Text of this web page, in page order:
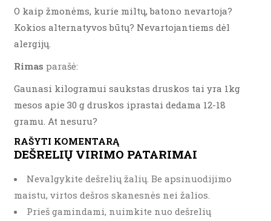
O kaip žmonėms, kurie miltų, batono nevartoja?
Kokios alternatyvos būtų? Nevartojantiems dėl
alergijų.
Rimas parašė:
Gaunasi kilogramui saukstas druskos tai yra 1kg
mesos apie 30 g druskos iprastai dedama 12-18
gramu. At nesuru?
RAŠYTI KOMENTARĄ
DEŠRELIŲ VIRIMO PATARIMAI
Nevalgykite dešrelių žalių. Be apsinuodijimo
maistu, virtos dešros skanesnės nei žalios.
Prieš gamindami, nuimkite nuo dešrelių